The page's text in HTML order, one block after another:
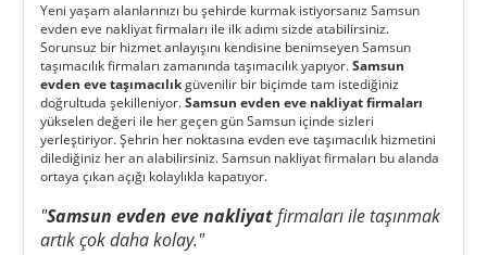
Yeni yaşam alanlarınızı bu şehirde kurmak istiyorsanızSamsun
evden eve nakliyatfirmaları ile ilk adımı sizde atabilirsiniz.
Sorunsuz bir hizmet anlayışını kendisine benimseyen Samsun
taşımacılık firmaları zamanında taşımacılık yapıyor.Samsun
evden eve taşımacılıkgüvenilir bir biçimde tam istediğiniz
doğrultuda şekilleniyor.Samsun evden eve nakliyat firmaları
yükselen değeri ile her geçen gün Samsun içinde sizleri
yerleştiriyor. Şehrin her noktasına evden eve taşımacılık hizmetini
dilediğiniz her an alabilirsiniz. Samsun nakliyat firmaları bu alanda
ortaya çıkan açığı kolaylıkla kapatıyor.
"Samsun evden eve nakliyatfirmaları ile taşınmak
artık çok daha kolay."